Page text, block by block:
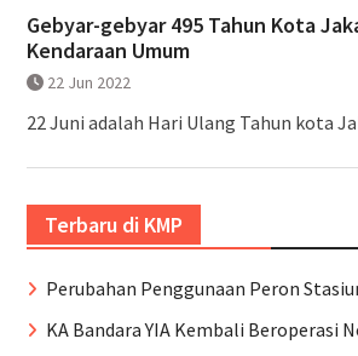
Gebyar-gebyar 495 Tahun Kota
Kendaraan Umum
22 Jun 2022
22 Juni adalah Hari Ulang Tahun kota
Terbaru di KMP
Perubahan Penggunaan Peron
KA Bandara YIA Kembali Beroperasi